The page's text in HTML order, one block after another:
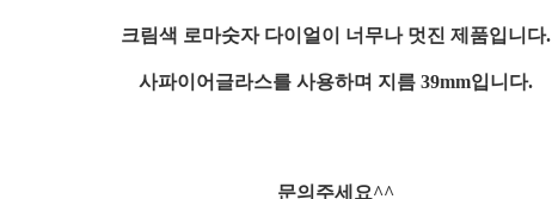
크림색 로마숫자 다이얼이 너무나 멋진 제품입니다.
사파이어글라스를 사용하며 지름 39mm입니다.
문의주세요^^